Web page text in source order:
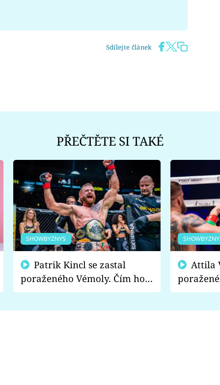
Sdílejte článek
PŘEČTĚTE SI TAKÉ
SHOWBYZNYS
poraženého Vémoly. Čím ho
fanoušci naštvali?
chce